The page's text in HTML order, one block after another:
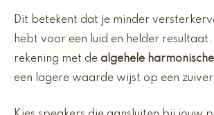
Dit betekent dat je minder
hebt voor een luid en helder resultaat.
rekening met de algehele
een lagere waarde wijst op een